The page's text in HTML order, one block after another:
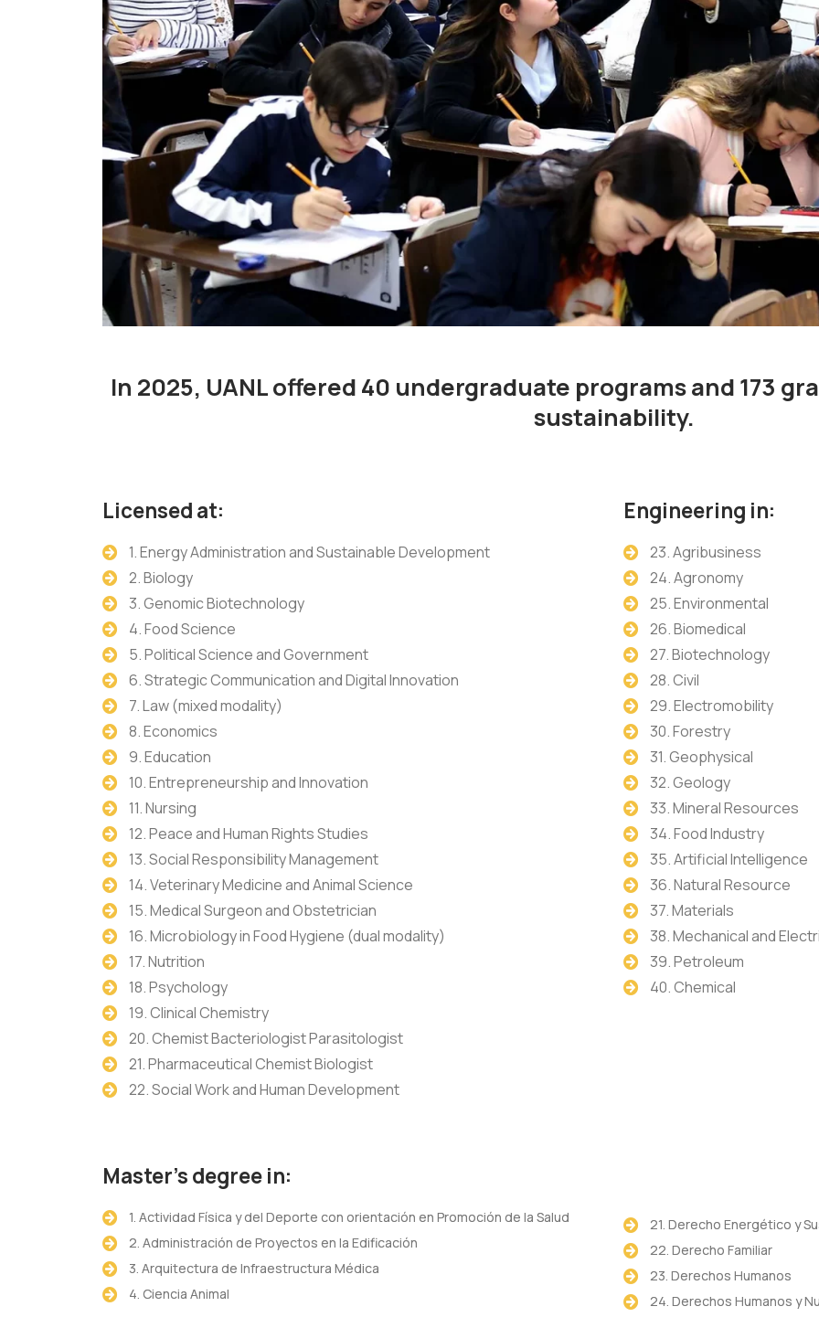
In 2025, UANL offered 40 undergraduate programs and 173
sustainability.
Licensed at:
1. Energy Administration and Sustainable Development
2. Biology
3. Genomic Biotechnology
4. Food Science
5. Political Science and Government
6. Strategic Communication and Digital Innovation
7. Law (mixed modality)
8. Economics
9. Education
10. Entrepreneurship and Innovation
11. Nursing
12. Peace and Human Rights Studies
13. Social Responsibility Management
14. Veterinary Medicine and Animal Science
15. Medical Surgeon and Obstetrician
16. Microbiology in Food Hygiene (dual modality)
17. Nutrition
18. Psychology
19. Clinical Chemistry
20. Chemist Bacteriologist Parasitologist
21. Pharmaceutical Chemist Biologist
22. Social Work and Human Development
Engineering in:
23. Agribusiness
24. Agronomy
25. Environmental
26. Biomedical
27. Biotechnology
28. Civil
29. Electromobility
30. Forestry
31. Geophysical
32. Geology
33. Mineral Resources
34. Food Industry
35. Artificial Intelligence
36. Natural Resource
37. Materials
38. Mechanical and
39. Petroleum
40. Chemical
Master's degree in:
1. Actividad Física y del Deporte con orientación en Promoción de la Salud
2. Administración de Proyectos en la Edificación
3. Arquitectura de Infraestructura Médica
4. Ciencia Animal
21. Derecho Energético y
22. Derecho Familiar
23. Derechos Humanos
24. Derechos Humanos y